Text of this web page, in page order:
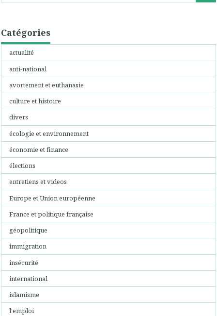
Catégories
actualité
anti-national
avortement et euthanasie
culture et histoire
divers
écologie et environnement
économie et finance
élections
entretiens et videos
Europe et Union européenne
France et politique française
géopolitique
immigration
insécurité
international
islamisme
l'emploi